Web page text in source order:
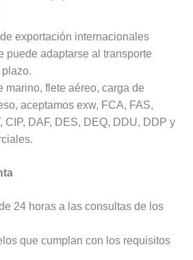
exportación internacionales
puede adaptarse al transporte
marino, flete aéreo, carga de
aceptamos exw, FCA, FAS,
CIP, DAF, DES, DEQ, DDU, DDP y
24 horas a las consultas de los
que cumplan con los requisitos